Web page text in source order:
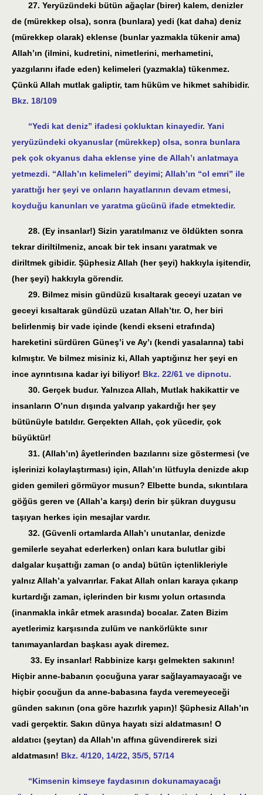
27. Yeryüzündeki bütün ağaçlar (birer) kalem, denizler
de (mürekkep olsa), sonra (bunlara) yedi (kat daha) deniz
(mürekkep olarak) eklense (bunlar yazmakla tükenir ama)
Allah’ın (ilmini, kudretini, nimetlerini, merhametini,
yazgılarını ifade eden) kelimeleri (yazmakla) tükenmez.
Çünkü Allah mutlak galiptir, tam hüküm ve hikmet sahibidir.
Bkz. 18/109
“Yedi kat deniz” ifadesi çokluktan kinayedir. Yani
yeryüzündeki okyanuslar (mürekkep) olsa, sonra bunlara
pek çok okyanus daha eklense yine de Allah’ı anlatmaya
yetmezdi. “Allah’ın kelimeleri” deyimi; Allah’ın “ol emri” ile
yarattığı her şeyi ve onların hayatlarının devam etmesi,
koyduğu kanunları ve yaratma gücünü ifade etmektedir.
28. (Ey insanlar!) Sizin yaratılmanız ve öldükten sonra
tekrar diriltilmeniz, ancak bir tek insanı yaratmak ve
diriltmek gibidir. Şüphesiz Allah (her şeyi) hakkıyla işitendir,
(her şeyi) hakkıyla görendir.
29. Bilmez misin gündüzü kısaltarak geceyi uzatan ve
geceyi kısaltarak gündüzü uzatan Allah’tır. O, her biri
belirlenmiş bir vade içinde (kendi ekseni etrafında)
hareketini sürdüren Güneş’i ve Ay’ı (kendi yasalarına) tabi
kılmıştır. Ve bilmez misiniz ki, Allah yaptığınız her şeyi en
ince ayrıntısına kadar iyi biliyor! Bkz. 22/61 ve dipnotu.
30. Gerçek budur. Yalnızca Allah, Mutlak hakikattir ve
insanların O’nun dışında yalvarıp yakardığı her şey
bütünüyle batıldır. Gerçekten Allah, çok yücedir, çok
büyüktür!
31. (Allah’ın) âyetlerinden bazılarını size göstermesi (ve
işlerinizi kolaylaştırması) için, Allah’ın lütfuyla denizde akıp
giden gemileri görmüyor musun? Elbette bunda, sıkıntılara
göğüs geren ve (Allah’a karşı) derin bir şükran duygusu
taşıyan herkes için mesajlar vardır.
32. (Güvenli ortamlarda Allah’ı unutanlar, denizde
gemilerle seyahat ederlerken) onları kara bulutlar gibi
dalgalar kuşattığı zaman (o anda) bütün içtenlikleriyle
yalnız Allah’a yalvarırlar. Fakat Allah onları karaya çıkarıp
kurtardığı zaman, içlerinden bir kısmı yolun ortasında
(inanmakla inkâr etmek arasında) bocalar. Zaten Bizim
ayetlerimiz karşısında zulüm ve nankörlükte sınır
tanımayanlardan başkası ayak diremez.
33. Ey insanlar! Rabbinize karşı gelmekten sakının!
Hiçbir anne-babanın çocuğuna yarar sağlayamayacağı ve
hiçbir çocuğun da anne-babasına fayda veremeyeceği
günden sakının (ona göre hazırlık yapın)! Şüphesiz Allah’ın
vadi gerçektir. Sakın dünya hayatı sizi aldatmasın! O
aldatıcı (şeytan) da Allah’ın affına güvendirerek sizi
aldatmasın! Bkz. 4/120, 14/22, 35/5, 57/14
“Kimsenin kimseye faydasının dokunamayacağı